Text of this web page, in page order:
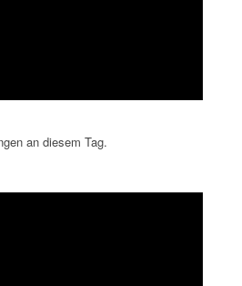
an diesem Tag.